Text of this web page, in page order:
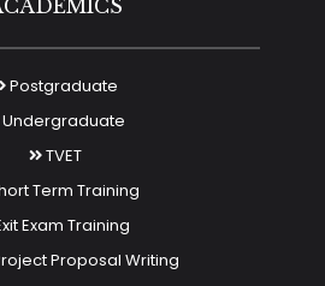
Postgraduate
Undergraduate
TVET
Term Training
Exam Training
Proposal Writing